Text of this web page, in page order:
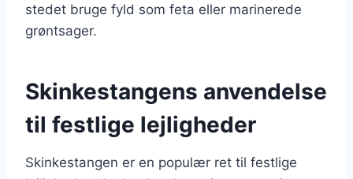
stedet bruge fyld som feta eller marinerede
grøntsager.
Skinkestangens anvendelse
til festlige lejligheder
Skinkestangen er en populær ret til festlige